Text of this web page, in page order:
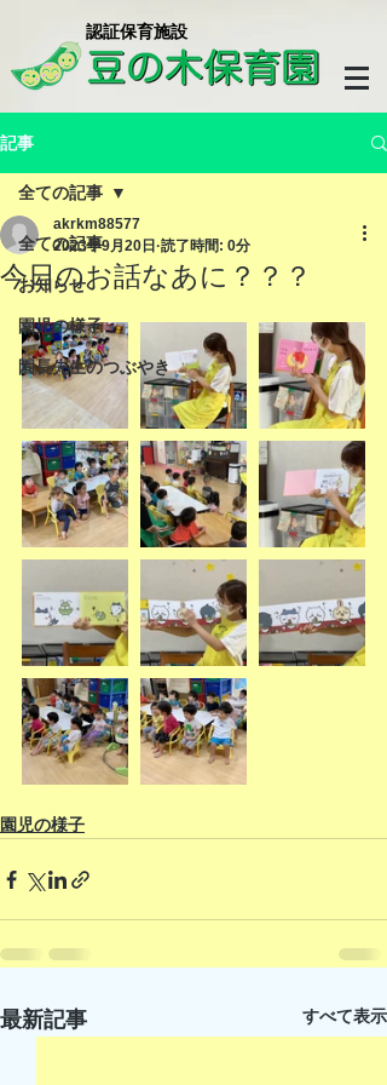
​認証保育施設
記事
全ての記事
お知らせ
園児の様子
園長先生のつぶやき
全ての記事
今日のお話なあに？？？
akrkm88577
2023年9月20日 読了時間: 0分
園児の様子
最新記事 すべて表示